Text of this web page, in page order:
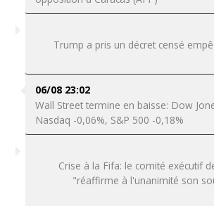
Trump a pris un décret censé
06/08 23:02
Wall Street termine en baisse: Dow
Nasdaq -0,06%, S&P 500 -0,18%
Crise à la Fifa: le comité exécutif
"réaffirme à l'unanimité son